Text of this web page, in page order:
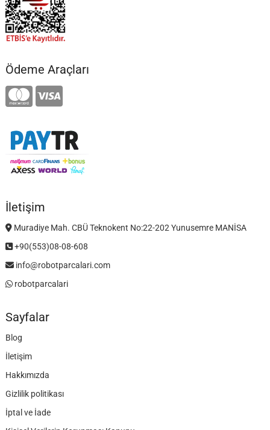
Ödeme Araçları
İletişim
Muradiye Mah. CBÜ Teknokent No:22-202 Yunusemre MANİSA
+90(553)08-08-608
info@robotparcalari.com
robotparcalari
Sayfalar
Blog
İletişim
Hakkımızda
Gizlilik politikası
İptal ve İade